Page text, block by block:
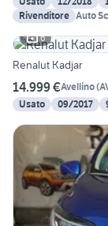
Rivenditore Auto
6
Renalut Kadjar
14.999 €Avellino(
Usato
09/2017